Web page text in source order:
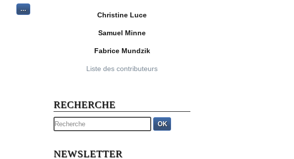
…
Christine Luce
Samuel Minne
Fabrice Mundzik
Liste des contributeurs
RECHERCHE
OK
NEWSLETTER